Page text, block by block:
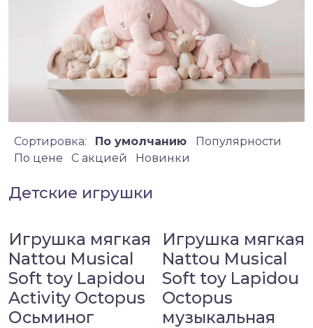
Сортировка: По умолчанию
Популярности
По цене
C акцией Новинки
Детские игрушки
Игрушка мягкая
Nattou Musical
Soft toy Lapidou
Activity Octopus
Осьминог
Игрушка мягкая
Nattou Musical
Soft toy Lapidou
Octopus
музыкальная